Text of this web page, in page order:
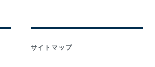
サイトマップ